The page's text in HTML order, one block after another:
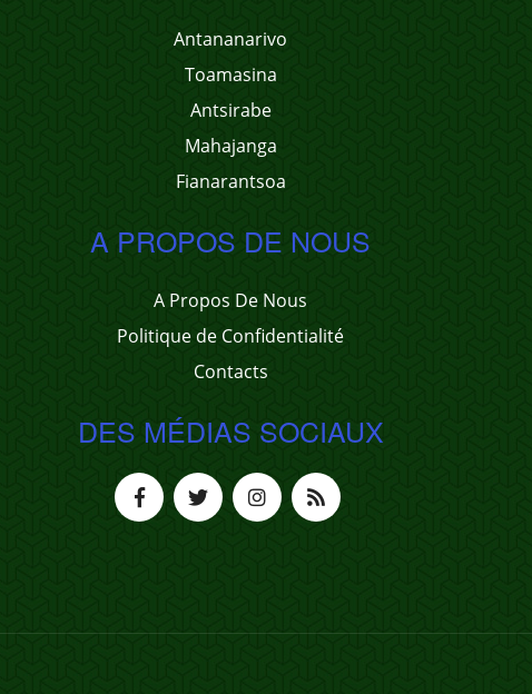
Antananarivo
Toamasina
Antsirabe
Mahajanga
Fianarantsoa
A PROPOS DE NOUS
A Propos De Nous
Politique de Confidentialité
Contacts
DES MÉDIAS SOCIAUX